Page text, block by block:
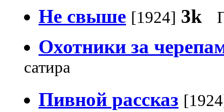
Не свыше [1924] 3k
Охотники за
сатира
Пивной рассказ